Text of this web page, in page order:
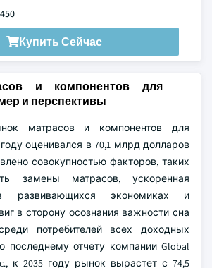
Купить Сейчас
и компонентов для
и перспективы
матрасов и компонентов для
оценивался в 70,1 млрд долларов
совокупностью факторов, таких
замены матрасов, ускоренная
развивающихся экономиках и
в сторону осознания важности сна
потребителей всех доходных
последнему отчету компании Global
к 2035 году рынок вырастет с 74,5